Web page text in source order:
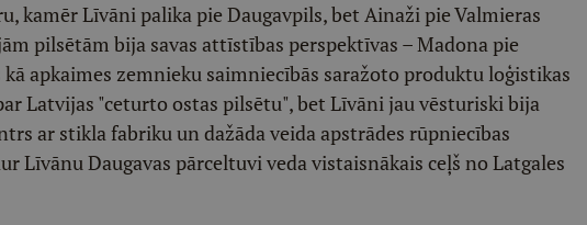
kamēr Līvāni palika pie Daugavpils, bet Ainaži pie Valmieras
pilsētām bija savas attīstības perspektīvas – Madona pie
apkaimes zemnieku saimniecībās saražoto produktu loģistikas
Latvijas "ceturto ostas pilsētu", bet Līvāni jau vēsturiski bija
ar stikla fabriku un dažāda veida apstrādes rūpniecības
Līvānu Daugavas pārceltuvi veda vistaisnākais ceļš no Latgales